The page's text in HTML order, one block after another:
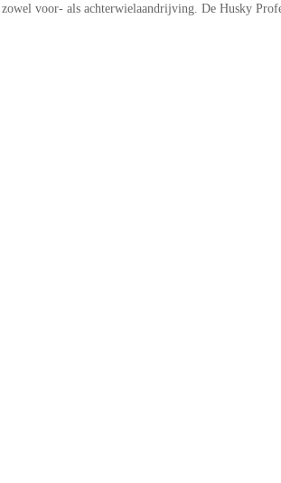
voor- als achterwielaandrijving. De Husky